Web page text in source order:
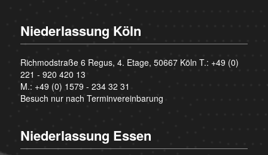
Niederlassung Köln
Richmodstraße 6 Regus, 4. Etage, 50667 Köln T.: +49 (0)
221 - 920 420 13
M.: +49 (0) 1579 - 234 32 31
Besuch nur nach Terminvereinbarung
Niederlassung Essen